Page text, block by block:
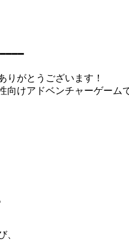
りがとうございます！
けアドベンチャーゲーム
、